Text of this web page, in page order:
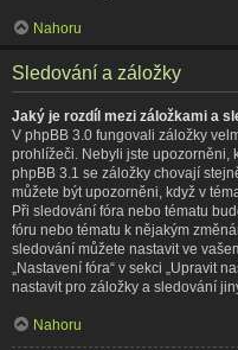
Nahoru
Sledování a záložky
Jaký je rozdíl mezi záložkami a
V phpBB 3.0 fungovali záložky
prohlížeči. Nebyli jste upozorněni,
phpBB 3.1 se záložky chovají
můžete být upozorněni, když v
Při sledování fóra nebo tématu
fóru nebo tématu k nějakým
sledování můžete nastavit ve
„Nastavení fóra“ v sekci „Upravit
nastavit pro záložky a sledování
Nahoru